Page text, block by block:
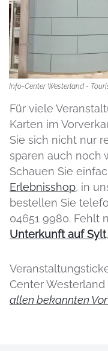
Info-Center Westerland -
Für viele
Karten im
Sie sich nicht nur
sparen auch noch
Schauen Sie
Erlebnisshop, in
bestellen Sie
04651 9980. Fehlt
Unterkunft auf Sylt
Center Westerland
allen bekannten